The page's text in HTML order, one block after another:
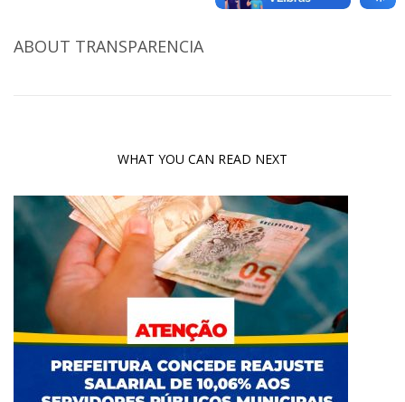
ABOUT TRANSPARENCIA
WHAT YOU CAN READ NEXT